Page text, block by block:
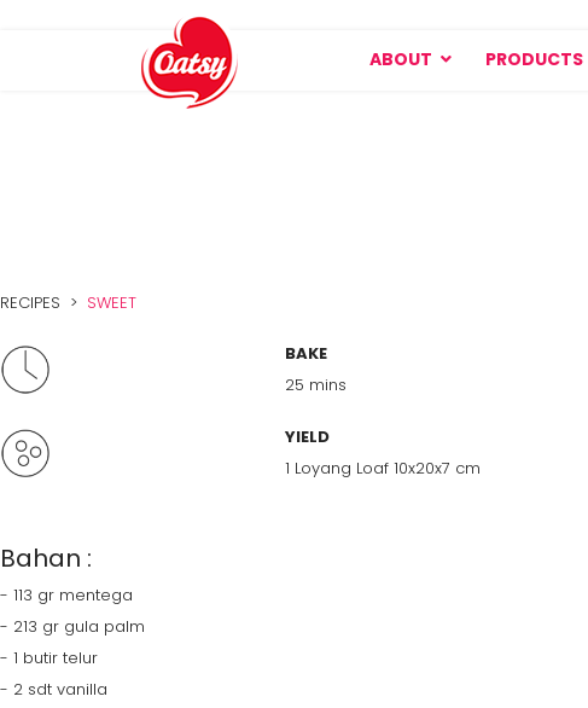
ABOUT PRODUCTS
RECIPES > SWEET
BAKE
25 mins
YIELD
1 Loyang Loaf 10x20x7 cm
Bahan :
- 113 gr mentega
- 213 gr gula palm
- 1 butir telur
- 2 sdt vanilla